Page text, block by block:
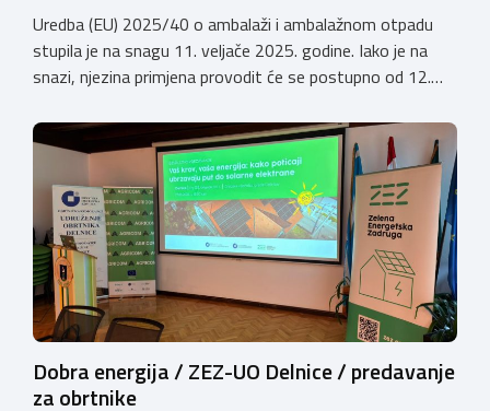
Uredba (EU) 2025/40 o ambalaži i ambalažnom otpadu
stupila je na snagu 11. veljače 2025. godine. Iako je na
snazi, njezina primjena provodit će se postupno od 12.
zatražila je od Ministarstva zaštite okoliša i zelene
tranzicije službeno tumačenje Uredbe te njen utjecaj na
ugostiteljski sektor. Tumačenje prenosimo u cijelosti: […]
Dobra energija / ZEZ-UO Delnice / predavanje
za obrtnike